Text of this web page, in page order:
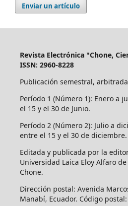
Enviar un artículo
Revista Electrónica "Chone,
ISSN: 2960-8228
Publicación semestral,
Período 1 (Número 1): Enero a
el 15 y el 30 de Junio.
Período 2 (Número 2): Julio a
entre el 15 y el 30 de diciembre.
Editada y publicada por la
Universidad Laica Eloy Alfaro
Chone.
Dirección postal: Avenida
Manabí, Ecuador. Código postal: